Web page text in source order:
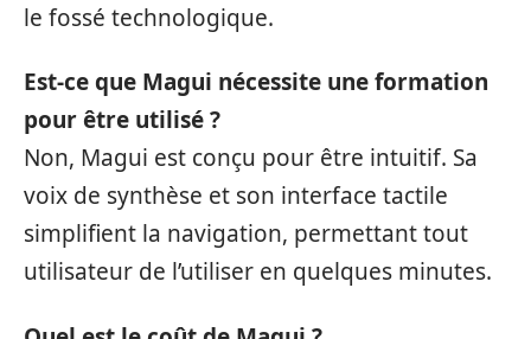
le fossé technologique.
Est-ce que Magui nécessite une formation
pour être utilisé ?
Non, Magui est conçu pour être intuitif. Sa
voix de synthèse et son interface tactile
simplifient la navigation, permettant tout
utilisateur de l’utiliser en quelques minutes.